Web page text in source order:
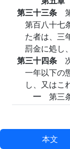
第三十三条
第百八十七
た者は、三
罰金に処し
第三十四条
一年以下の
し、又はこ
一 第三
第二十
二第八
三第十
本文